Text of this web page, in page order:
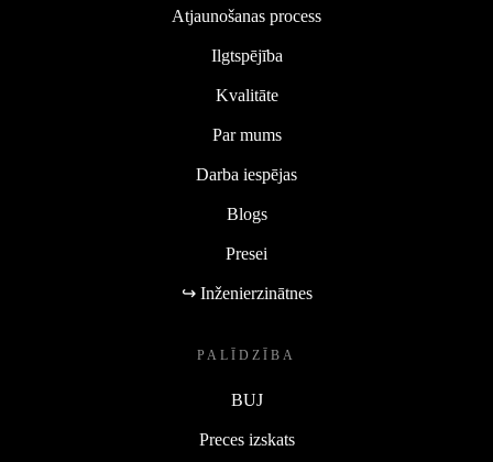
Atjaunošanas process
Ilgtspējība
Kvalitāte
Par mums
Darba iespējas
Blogs
Presei
↪ Inženierzinātnes
PALĪDZĪBA
BUJ
Preces izskats